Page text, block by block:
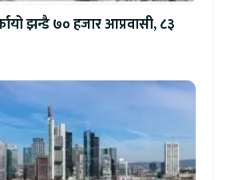
झन्डै ७० हजार आप्रवासी, ८३